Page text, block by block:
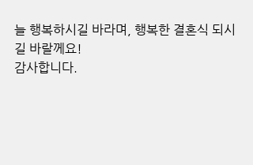
늘 행복하시길 바라며, 행복한 결혼식 되시
길 바랄께요!
감사합니다.